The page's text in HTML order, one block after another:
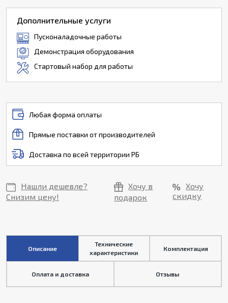
Дополнительные услуги
Пусконаладочные работы
Демонстрация оборудования
Стартовый набор для работы
Любая форма оплаты
Прямые поставки от производителей
Доставка по всей территории РБ
Нашли дешевле?
Снизим цену!
Хочу в
подарок
Хочу
скидку
Описание
Технические
характеристики
Комплектация
Оплата и доставка Отзывы